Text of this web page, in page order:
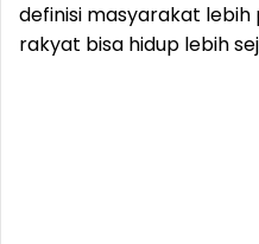
definisi masyarakat lebih
rakyat bisa hidup lebih